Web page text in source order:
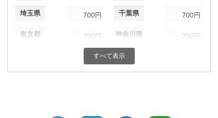
埼玉県 700円 千葉県 700円
東京都 700円 神奈川県 700円
700円 富山県
すべて表示